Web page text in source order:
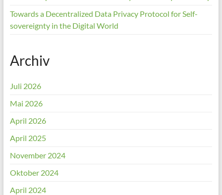
Towards a Decentralized Data Privacy Protocol for Self-
sovereignty in the Digital World
Archiv
Juli 2026
Mai 2026
April 2026
April 2025
November 2024
Oktober 2024
April 2024